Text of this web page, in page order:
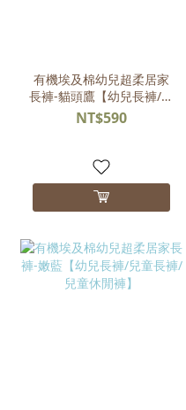
有機埃及棉幼兒超柔居家
長褲-貓頭鷹【幼兒長褲/兒
童長褲/兒童休閒褲】
NT$590